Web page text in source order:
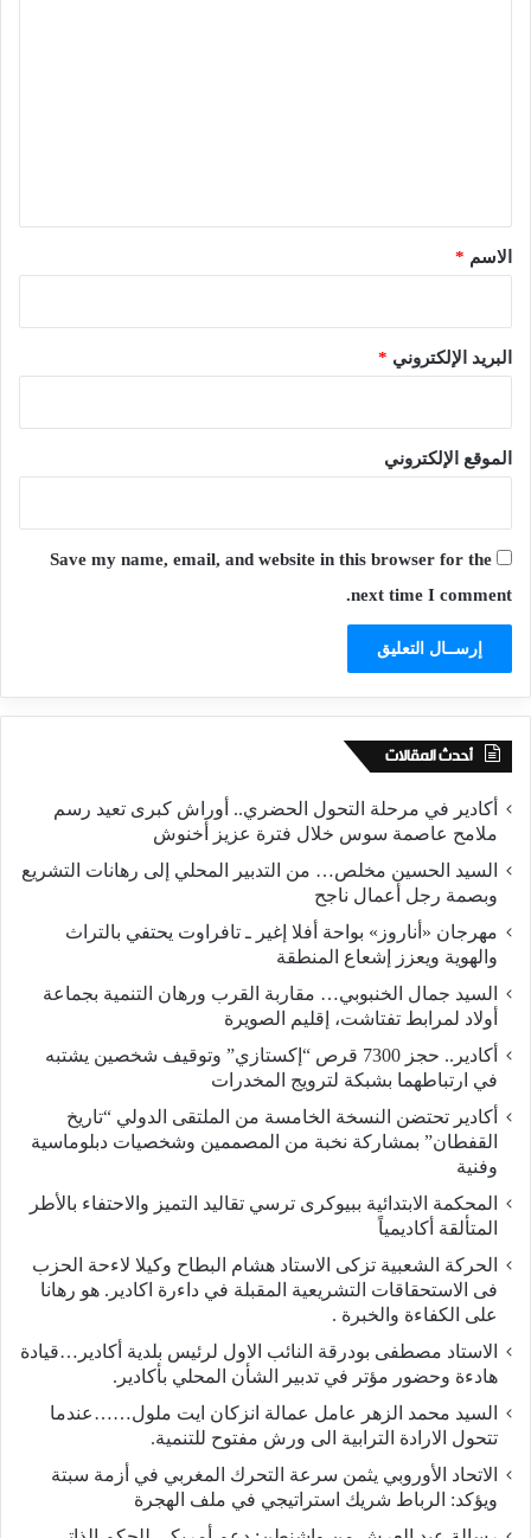
*الاسم *
البريد الإلكتروني *
الموقع الإلكتروني
Save my name, email, and website in this browser for the
next time I comment.
أحدث المقالات
أكادير في مرحلة التحول الحضري.. أوراش كبرى تعيد رسم
ملامح عاصمة سوس خلال فترة عزيز أخنوش
السيد الحسين مخلص… من التدبير المحلي إلى رهانات التشريع
وبصمة رجل أعمال ناجح
مهرجان «أناروز» بواحة أفلا إغير ـ تافراوت يحتفي بالتراث
والهوية ويعزز إشعاع المنطقة
السيد جمال الخنبوبي… مقاربة القرب ورهان التنمية بجماعة
أولاد لمرابط تفتاشت، إقليم الصويرة
أكادير.. حجز 7300 قرص “إكستازي” وتوقيف شخصين يشتبه
في ارتباطهما بشبكة لترويج المخدرات
أكادير تحتضن النسخة الخامسة من الملتقى الدولي “تاريخ
القفطان” بمشاركة نخبة من المصممين وشخصيات دبلوماسية
وفنية
المحكمة الابتدائية ببيوكرى ترسي تقاليد التميز والاحتفاء بالأطر
المتألقة أكاديمياً
الحركة الشعبية تزكى الاستاد هشام البطاح وكيلا لاءحة الحزب
فى الاستحقاقات التشريعية المقبلة في داءرة اكادير. هو رهانا
على الكفاءة والخبرة .
الاستاد مصطفى بودرقة النائب الاول لرئيس بلدية أكادير…قيادة
هادءة وحضور مؤتر في تدبير الشأن المحلي بأكادير.
السيد محمد الزهر عامل عمالة انزكان ايت ملول……عندما
تتحول الارادة الترابية الى ورش مفتوح للتنمية.
الاتحاد الأوروبي يثمن سرعة التحرك المغربي في أزمة سبتة
ويؤكد: الرباط شريك استراتيجي في ملف الهجرة